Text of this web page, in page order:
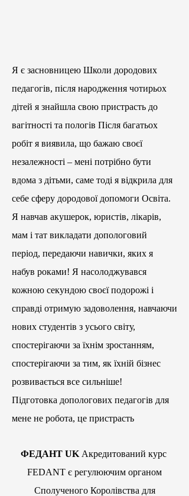
Я є засновницею Школи дородових
педагогів, після народження чотирьох
дітей я знайшла свою пристрасть до
вагітності та пологів Після багатьох
робіт я виявила, що бажаю своєї
незалежності – мені потрібно бути
вдома з дітьми, саме тоді я відкрила для
себе сферу дородової допомоги Освіта.
Я навчав акушерок, юристів, лікарів,
мам і тат викладати допологовий
період, передаючи навички, яких я
набув роками! Я насолоджувався
кожною секундою своєї подорожі і
справді отримую задоволення, навчаючи
нових студентів з усього світу,
спостерігаючи за їхнім зростанням,
спостерігаючи за тим, як їхній бізнес
розвивається все сильніше!
Підготовка допологових педагогів для
мене не робота, це пристрасть
ФЕДАНТ UKАкредитований курс
FEDANT є регулюючим органом
Сполученого Королівства для